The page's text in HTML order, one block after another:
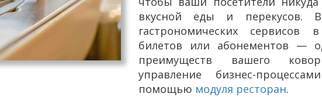
вкусной еды и перекусов.
гастрономических сервисов
билетов или абонементов —
преимуществ вашего
управление бизнес-
помощью модуля ресторан.